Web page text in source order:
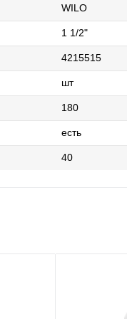
WILO
1 1/2"
4215515
шт
180
есть
40